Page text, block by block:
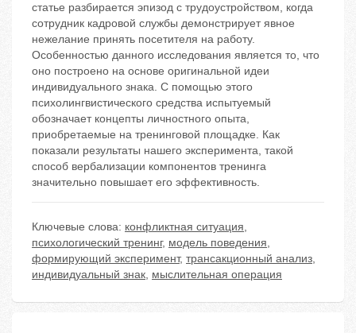
статье разбирается эпизод с трудоустройством, когда
сотрудник кадровой службы демонстрирует явное
нежелание принять посетителя на работу.
Особенностью данного исследования является то, что
оно построено на основе оригинальной идеи
индивидуального знака. С помощью этого
психолингвистического средства испытуемый
обозначает концепты личностного опыта,
приобретаемые на тренинговой площадке. Как
показали результаты нашего эксперимента, такой
способ вербализации компонентов тренинга
значительно повышает его эффективность.
Ключевые слова: конфликтная ситуация,
психологический тренинг, модель поведения,
формирующий эксперимент, трансакционный анализ,
индивидуальный знак, мыслительная операция